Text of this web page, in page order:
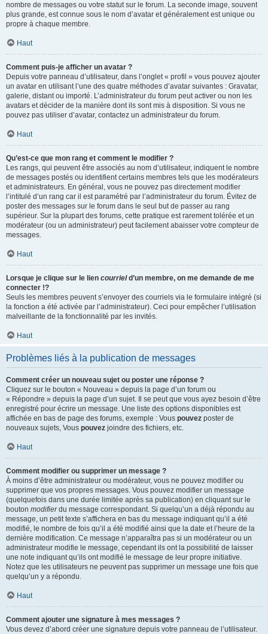
nombre de messages ou votre statut sur le forum. La seconde image, souvent
plus grande, est connue sous le nom d’avatar et généralement est unique ou
propre à chaque membre.
Haut
Comment puis-je afficher un avatar ?
Depuis votre panneau d’utilisateur, dans l’onglet « profil » vous pouvez ajouter
un avatar en utilisant l’une des quatre méthodes d’avatar suivantes : Gravatar,
galerie, distant ou importé. L’administrateur du forum peut activer ou non les
avatars et décider de la manière dont ils sont mis à disposition. Si vous ne
pouvez pas utiliser d’avatar, contactez un administrateur du forum.
Haut
Qu’est-ce que mon rang et comment le modifier ?
Les rangs, qui peuvent être associés au nom d’utilisateur, indiquent le nombre
de messages postés ou identifient certains membres tels que les modérateurs
et administrateurs. En général, vous ne pouvez pas directement modifier
l’intitulé d’un rang car il est paramétré par l’administrateur du forum. Évitez de
poster des messages sur le forum dans le seul but de passer au rang
supérieur. Sur la plupart des forums, cette pratique est rarement tolérée et un
modérateur (ou un administrateur) peut facilement abaisser votre compteur de
messages.
Haut
Lorsque je clique sur le lien courrield’un membre, on me demande de me
connecter !?
Seuls les membres peuvent s’envoyer des courriels via le formulaire intégré (si
la fonction a été activée par l’administrateur). Ceci pour empêcher l’utilisation
malveillante de la fonctionnalité par les invités.
Haut
Problèmes liés à la publication de messages
Comment créer un nouveau sujet ou poster une réponse ?
Cliquez sur le bouton « Nouveau » depuis la page d’un forum ou
« Répondre » depuis la page d’un sujet. Il se peut que vous ayez besoin d’être
enregistré pour écrire un message. Une liste des options disponibles est
affichée en bas de page des forums, exemple : Vous pouvez poster de
nouveaux sujets, Vous pouvez joindre des fichiers, etc.
Haut
Comment modifier ou supprimer un message ?
À moins d’être administrateur ou modérateur, vous ne pouvez modifier ou
supprimer que vos propres messages. Vous pouvez modifier un message
(quelquefois dans une durée limitée après sa publication) en cliquant sur le
bouton modifierdu message correspondant. Si quelqu’un a déjà répondu au
message, un petit texte s’affichera en bas du message indiquant qu’il a été
modifié, le nombre de fois qu’il a été modifié ainsi que la date et l’heure de la
dernière modification. Ce message n’apparaîtra pas si un modérateur ou un
administrateur modifie le message, cependant ils ont la possibilité de laisser
une note indiquant qu’ils ont modifié le message de leur propre initiative.
Notez que les utilisateurs ne peuvent pas supprimer un message une fois que
quelqu’un y a répondu.
Haut
Comment ajouter une signature à mes messages ?
Vous devez d’abord créer une signature depuis votre panneau de l’utilisateur.